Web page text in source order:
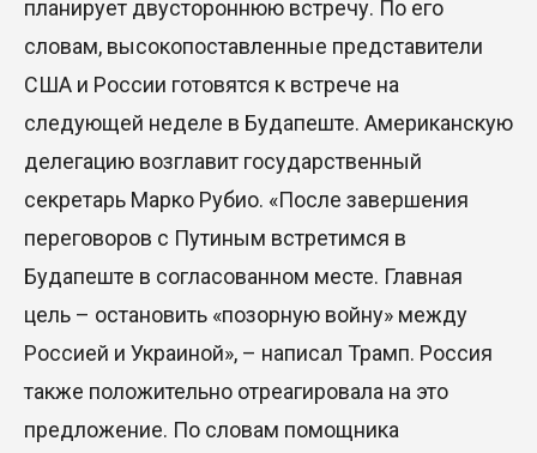
переходит к развитию экосистемы устройств с
искусственным интеллектом
28 Июл. 2026 10:39
Новые ориентиры экономического партнерства:
какие возможности открывает форум
Казахстана и России
26 Июл. 2026 12:11
Межпартийные теледебаты выйдут в эфире
Казахстан сохраняет лидерство в Центральной
планирует двустороннюю встречу. По его
словам, высокопоставленные представители
США и России готовятся к встрече на
следующей неделе в Будапеште. Американскую
делегацию возглавит государственный
секретарь Марко Рубио. «После завершения
переговоров с Путиным встретимся в
Будапеште в согласованном месте. Главная
цель – остановить «позорную войну» между
Россией и Украиной», – написал Трамп. Россия
также положительно отреагировала на это
предложение. По словам помощника